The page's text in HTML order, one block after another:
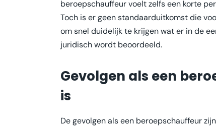
beroepschauffeur voelt zelfs een korte
Toch is er geen standaarduitkomst die
om snel duidelijk te krijgen wat er in de
juridisch wordt beoordeeld.
Gevolgen als een
is
De gevolgen als een beroepschauffeur